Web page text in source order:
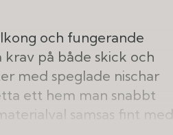
och fungerande
på både skick och
med speglade nischar
ett hem man snabbt
samsas fint med